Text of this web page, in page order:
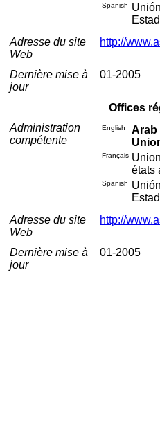
Spanish
Adresse du site
Web
http://
Dernière mise à
jour
01-2005
Offices
Administration
compétente
English
Arab
Français
états
Spanish
Adresse du site
Web
http://
Dernière mise à
jour
01-2005